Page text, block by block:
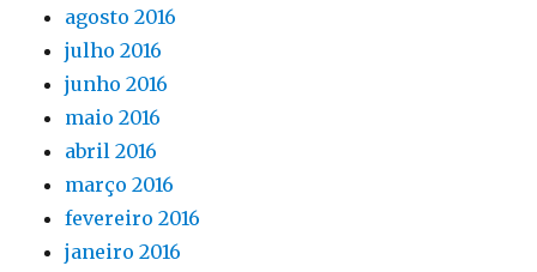
agosto 2016
julho 2016
junho 2016
maio 2016
abril 2016
março 2016
fevereiro 2016
janeiro 2016